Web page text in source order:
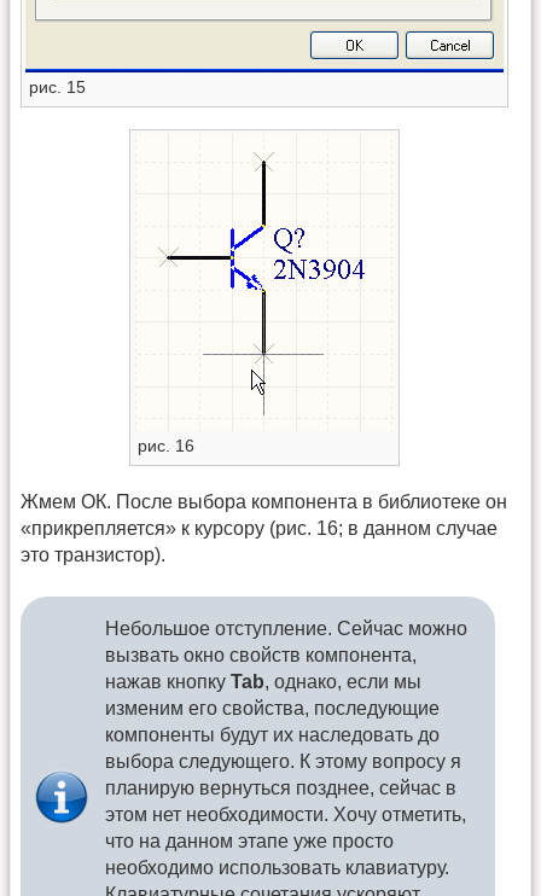
рис. 15
рис. 16
Жмем ОК. После выбора компонента в библиотеке он
«прикрепляется» к курсору (рис. 16; в данном случае
это транзистор).
Небольшое отступление. Сейчас можно
вызвать окно свойств компонента,
нажав кнопку Tab, однако, если мы
изменим его свойства, последующие
компоненты будут их наследовать до
выбора следующего. К этому вопросу я
планирую вернуться позднее, сейчас в
этом нет необходимости. Хочу отметить,
что на данном этапе уже просто
необходимо использовать клавиатуру.